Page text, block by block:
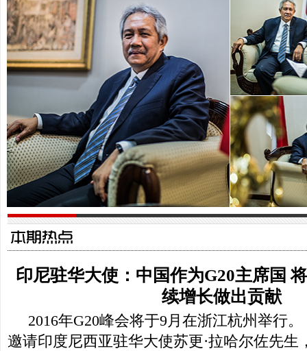
印度尼西亚驻华大使苏更·拉哈尔佐做客中国访谈
苏更：短期中
动，但是长期
苏更：创新非
印尼驻华大使：中国作为G20主席国
续增长做出贡献
2016年G20峰会将于9月在浙江杭州举行。
邀请印度尼西亚驻华大使苏更·拉哈尔佐先生